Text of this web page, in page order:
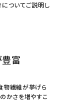
ついてご説明し
富
物繊維が挙げら
かさを増やすこ